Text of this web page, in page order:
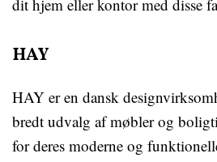
dit hjem eller kontor med disse
HAY
HAY er en dansk
bredt udvalg af møbler og
for deres moderne og